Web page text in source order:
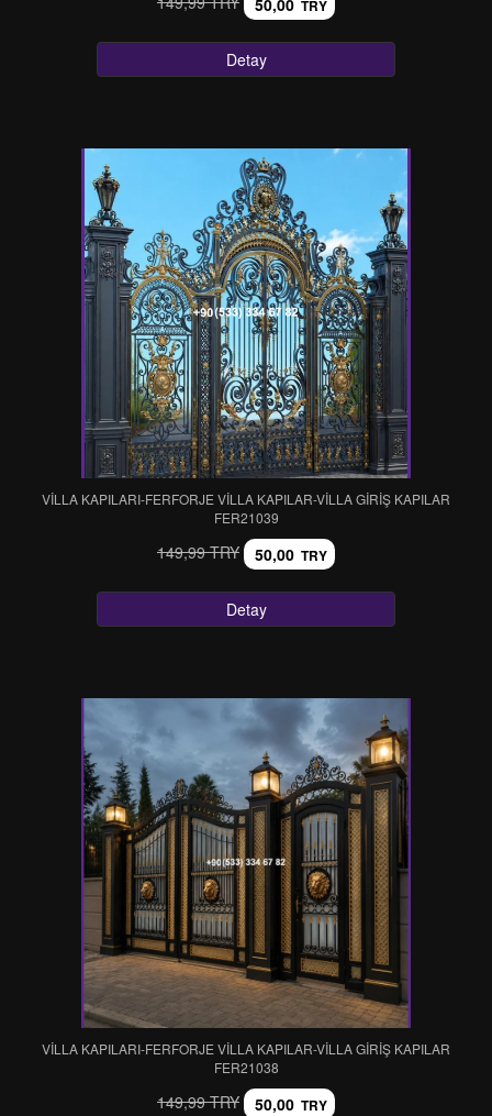
50,00 TRY
Detay
VİLLA KAPILARI-FERFORJE VİLLA KAPILAR-VİLLA GİRİŞ KAPILAR
FER21039
149,99 TRY 50,00 TRY
Detay
VİLLA KAPILARI-FERFORJE VİLLA KAPILAR-VİLLA GİRİŞ KAPILAR
FER21038
149,99 TRY 50,00 TRY